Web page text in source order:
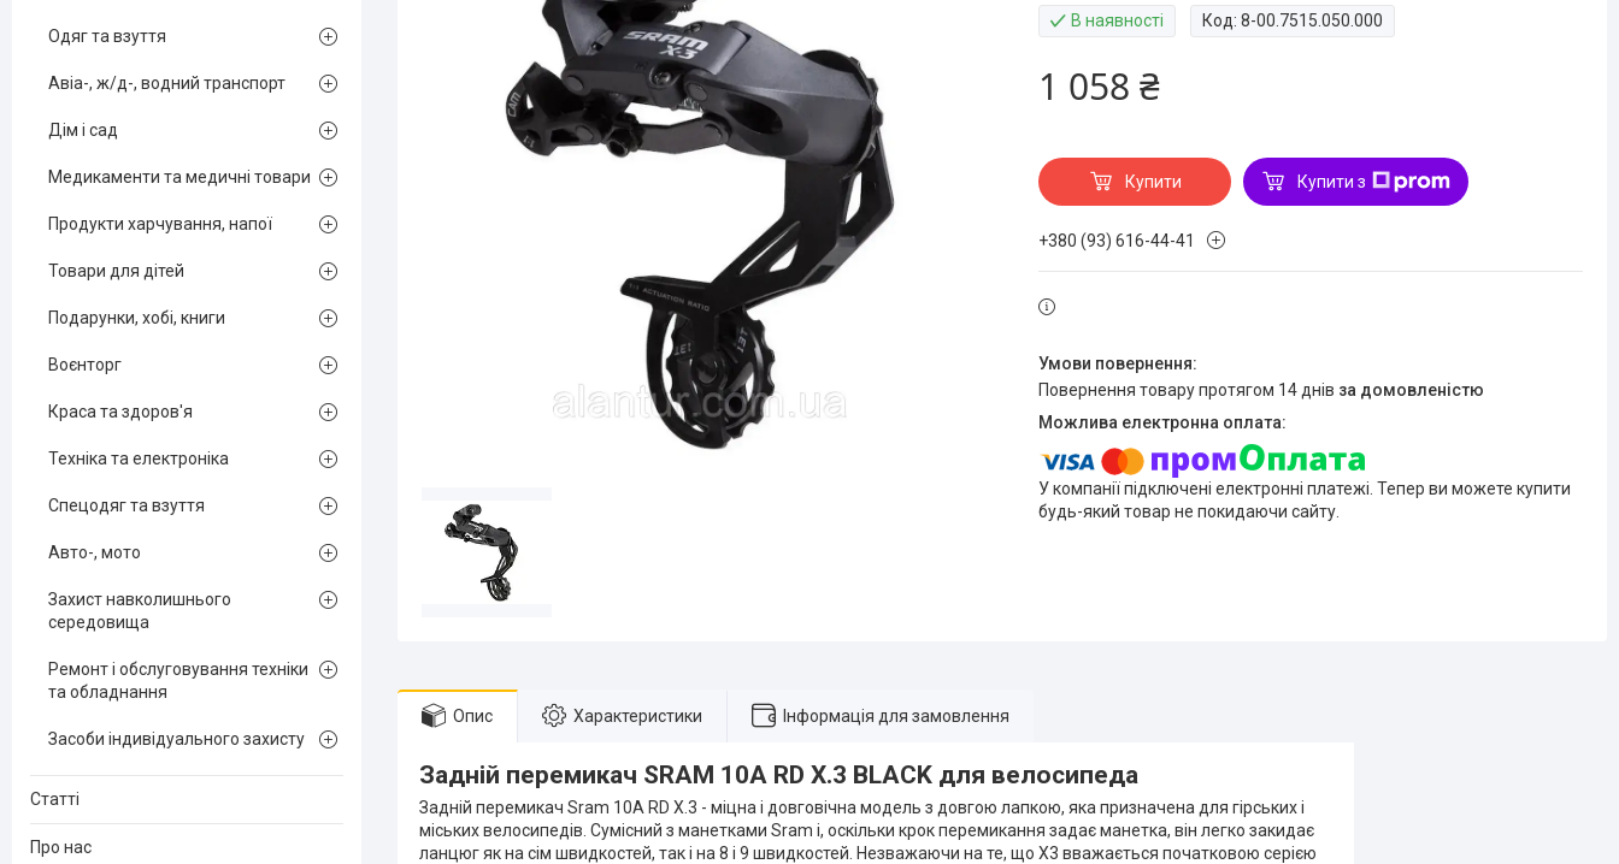
В наявності Код:8-00.7515.050.000
1 058 ₴
Купити Купити з
+380 (93) 616-44-41
повернення товару протягом 14 днів за домовленістю
У компанії підключені електронні платежі. Тепер ви можете купити
будь-який товар не покидаючи сайту.
Опис Характеристики Інформація для замовлення
Задній перемикач SRAM 10A RD X.3 BLACK для велосипеда
Задній перемикач Sram 10A RD X.3 - міцна і довговічна модель з довгою лапкою, яка призначена для гірських і
міських велосипедів. Сумісний з манетками Sram і, оскільки крок перемикання задає манетка, він легко закидає
ланцюг як на сім швидкостей, так і на 8 і 9 швидкостей. Незважаючи на те, що X3 вважається початковою серією
Одяг та взуття
Авіа-, ж/д-, водний транспорт
Дім і сад
Медикаменти та медичні товари
Продукти харчування, напої
Товари для дітей
Подарунки, хобі, книги
Воєнторг
Краса та здоров'я
Техніка та електроніка
Спецодяг та взуття
Авто-, мото
Захист навколишнього
середовища
Ремонт і обслуговування техніки
та обладнання
Засоби індивідуального захисту
Статті
Про нас